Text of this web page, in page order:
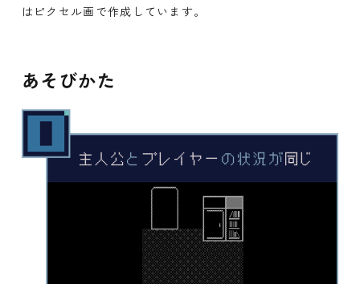
はピクセル画で作成しています。
あそびかた